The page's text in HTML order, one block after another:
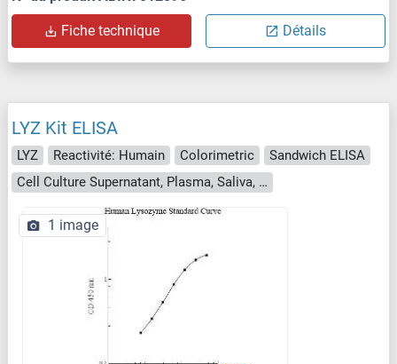
Fiche technique Détails
LYZ Kit ELISA
LYZ Reactivité: Humain Colorimetric
Sandwich ELISA
Cell Culture Supernatant, Plasma, Saliva, Serum, Urine
1 image